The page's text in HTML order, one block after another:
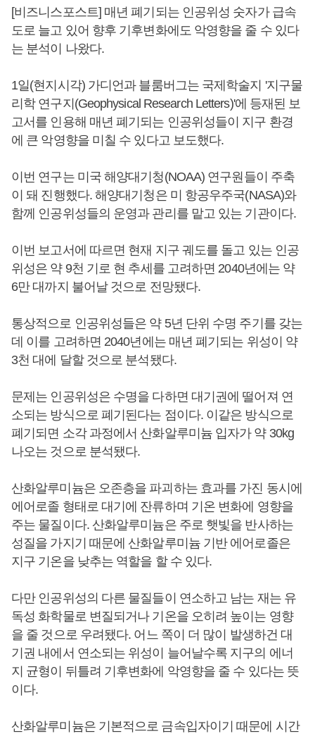
[비즈니스포스트] 매년 폐기되는 인공위성 숫자가 급속
도로 늘고 있어 향후 기후변화에도 악영향을 줄 수 있다
는 분석이 나왔다.
1일(현지시각) 가디언과 블룸버그는 국제학술지 '지구물
리학 연구지(Geophysical Research Letters)'에 등재된 보
고서를 인용해 매년 폐기되는 인공위성들이 지구 환경
에 큰 악영향을 미칠 수 있다고 보도했다.
이번 연구는 미국 해양대기청(NOAA) 연구원들이 주축
이 돼 진행했다. 해양대기청은 미 항공우주국(NASA)와
함께 인공위성들의 운영과 관리를 맡고 있는 기관이다.
이번 보고서에 따르면 현재 지구 궤도를 돌고 있는 인공
위성은 약 9천 기로 현 추세를 고려하면 2040년에는 약
6만 대까지 불어날 것으로 전망됐다.
통상적으로 인공위성들은 약 5년 단위 수명 주기를 갖는
데 이를 고려하면 2040년에는 매년 폐기되는 위성이 약
3천 대에 달할 것으로 분석됐다.
문제는 인공위성은 수명을 다하면 대기권에 떨어져 연
소되는 방식으로 폐기된다는 점이다. 이같은 방식으로
폐기되면 소각 과정에서 산화알루미늄 입자가 약 30kg
나오는 것으로 분석됐다.
산화알루미늄은 오존층을 파괴하는 효과를 가진 동시에
에어로졸 형태로 대기에 잔류하며 기온 변화에 영향을
주는 물질이다. 산화알루미늄은 주로 햇빛을 반사하는
성질을 가지기 때문에 산화알루미늄 기반 에어로졸은
지구 기온을 낮추는 역할을 할 수 있다.
다만 인공위성의 다른 물질들이 연소하고 남는 재는 유
독성 화학물로 변질되거나 기온을 오히려 높이는 영향
을 줄 것으로 우려됐다. 어느 쪽이 더 많이 발생하건 대
기권 내에서 연소되는 위성이 늘어날수록 지구의 에너
지 균형이 뒤틀려 기후변화에 악영향을 줄 수 있다는 뜻
이다.
산화알루미늄은 기본적으로 금속입자이기 때문에 시간